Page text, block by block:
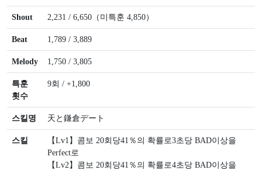
Shout 2,231 / 6,650（미특훈 4,850）
Beat 1,789 / 3,889
Melody 1,750 / 3,805
특훈
횟수
9회 / +1,800
스킬명 天と鎌倉デート
스킬
【Lv1】콤보 20회당41％의 확률로3초당 BAD이상을
Perfect로
【Lv2】콤보 20회당41％의 확률로4초당 BAD이상을